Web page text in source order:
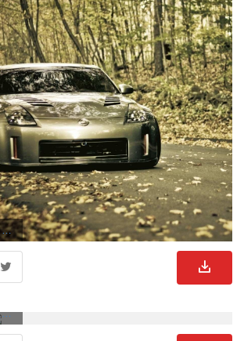
1920x1080 - Fondo de pantalla de 1920x1080. Fondo para computadora HD 1080p de Nissan.
1920x1200 - Fondo de pantalla de 1920x1200. Fondo para computadora de Nissan.